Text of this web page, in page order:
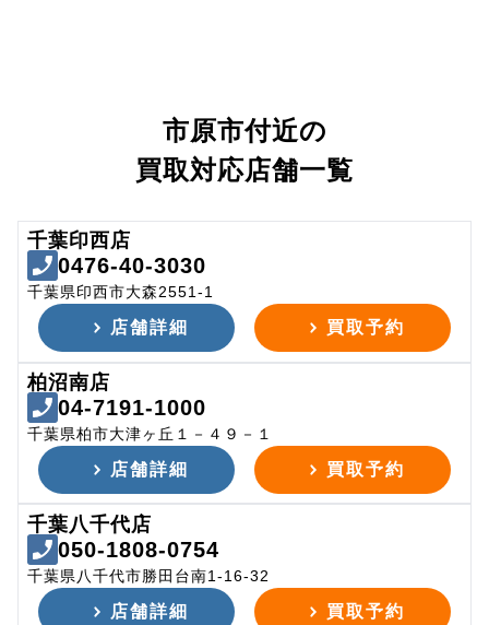
市原市付近の
買取対応店舗一覧
千葉印西店
0476-40-3030
千葉県印西市大森2551-1
店舗詳細 買取予約
柏沼南店
04-7191-1000
千葉県柏市大津ヶ丘１－４９－１
店舗詳細 買取予約
千葉八千代店
050-1808-0754
千葉県八千代市勝田台南1-16-32
店舗詳細 買取予約